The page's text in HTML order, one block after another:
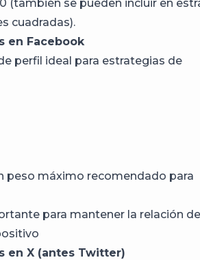
(también se pueden incluir en
cuadradas).
en Facebook
perfil ideal para estrategias de
peso máximo recomendado para
para mantener la relación de
en X (antes Twitter)